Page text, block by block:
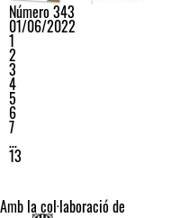
Número 343
01/06/2022
1
2
3
4
5
6
7
…
13
Amb la col·laboració de